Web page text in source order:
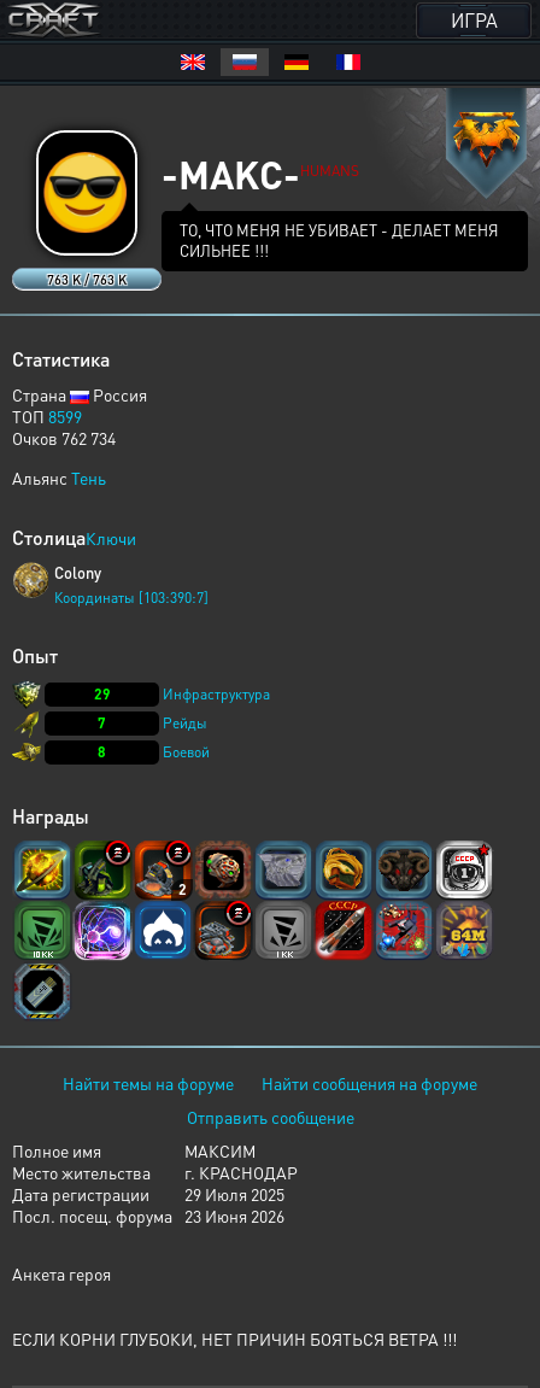
ИГРА
763 K / 763 K
-MAKC- HUMANS
ТО, ЧТО МЕНЯ НЕ УБИВАЕТ - ДЕЛАЕТ МЕНЯ
СИЛЬНЕЕ !!!
Статистика
Страна
Россия
ТОП 8599
Очков 762 734
Альянс Тень
СтолицаКлючи
Colony
Координаты [103:390:7]
Опыт
29
Инфраструктура
7
Рейды
8
Боевой
Награды
2
Найти темы на форуме
Найти сообщения на форуме
Отправить сообщение
Полное имя
МАКСИМ
Место жительства
г. КРАСНОДАР
Дата регистрации
29 Июля 2025
Посл. посещ. форума
23 Июня 2026
Анкета героя
ЕСЛИ КОРНИ ГЛУБОКИ, НЕТ ПРИЧИН БОЯТЬСЯ ВЕТРА !!!